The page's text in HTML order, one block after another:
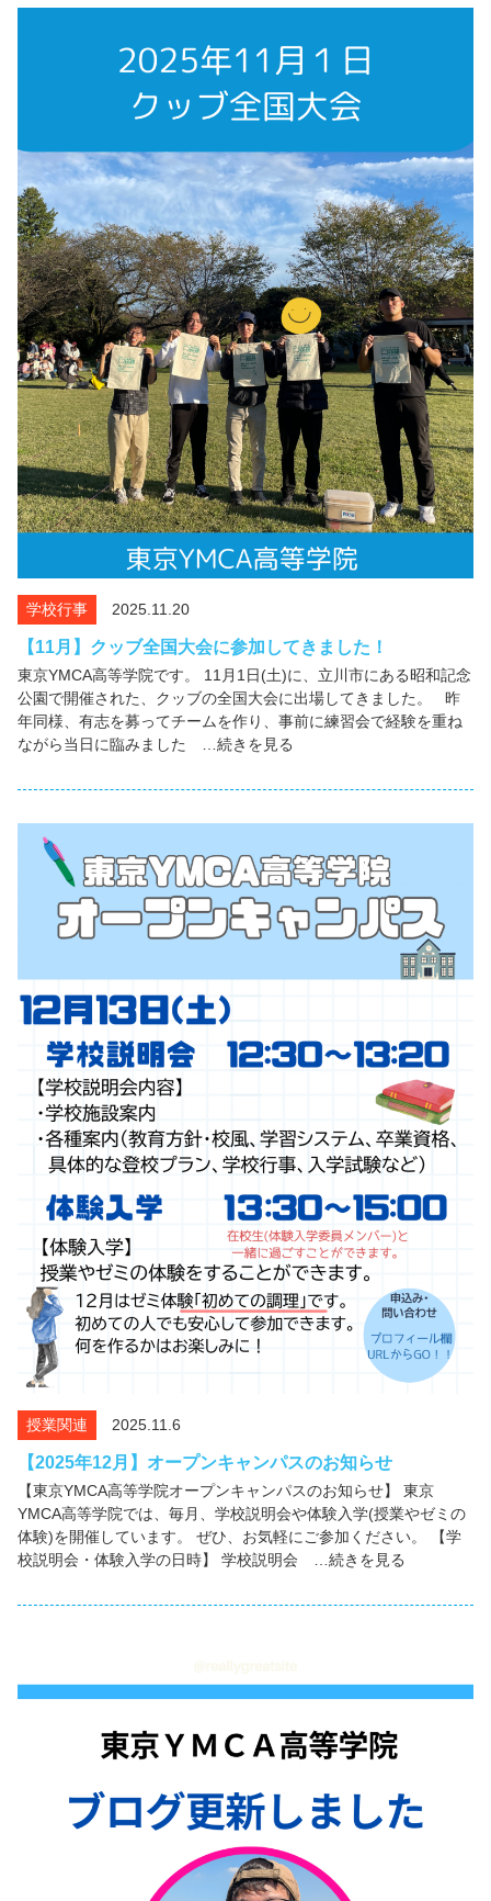
学校行事 2025.11.20
【11月】クッブ全国大会に参加してきました！
東京YMCA高等学院です。 11月1日(土)に、立川市にある昭和記念
公園で開催された、クッブの全国大会に出場してきました。 昨
年同様、有志を募ってチームを作り、事前に練習会で経験を重ね
ながら当日に臨みました …続きを見る
授業関連 2025.11.6
【2025年12月】オープンキャンパスのお知らせ
【東京YMCA高等学院オープンキャンパスのお知らせ】 東京
YMCA高等学院では、毎月、学校説明会や体験入学(授業やゼミの
体験)を開催しています。 ぜひ、お気軽にご参加ください。 【学
校説明会・体験入学の日時】 学校説明会 …続きを見る